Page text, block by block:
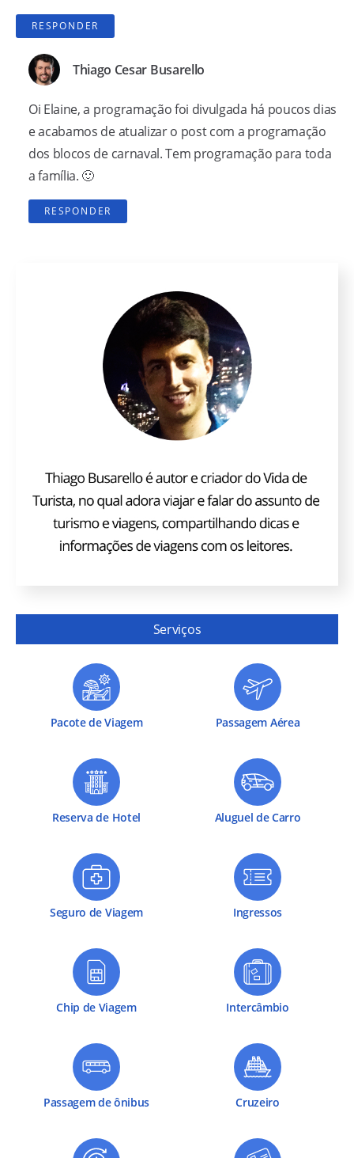
RESPONDER
Thiago Cesar Busarello
Oi Elaine, a programação foi divulgada há poucos dias
e acabamos de atualizar o post com a programação
dos blocos de carnaval. Tem programação para toda
a família. 🙂
RESPONDER
Serviços
Pacote de Viagem Passagem Aérea
Reserva de Hotel Aluguel de Carro
Seguro de Viagem Ingressos
Chip de Viagem Intercâmbio
Passagem de ônibus Cruzeiro